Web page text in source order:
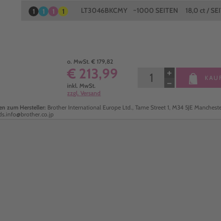
1 1 1 1 LT3046BKCMY ~1000 SEITEN 18,0 ct /
o. MwSt. € 179,82
€ 213,99
inkl. MwSt.
zzgl. Versand
−
+
zum Hersteller: Brother International Europe Ltd., Tame Street 1, M34 5JE